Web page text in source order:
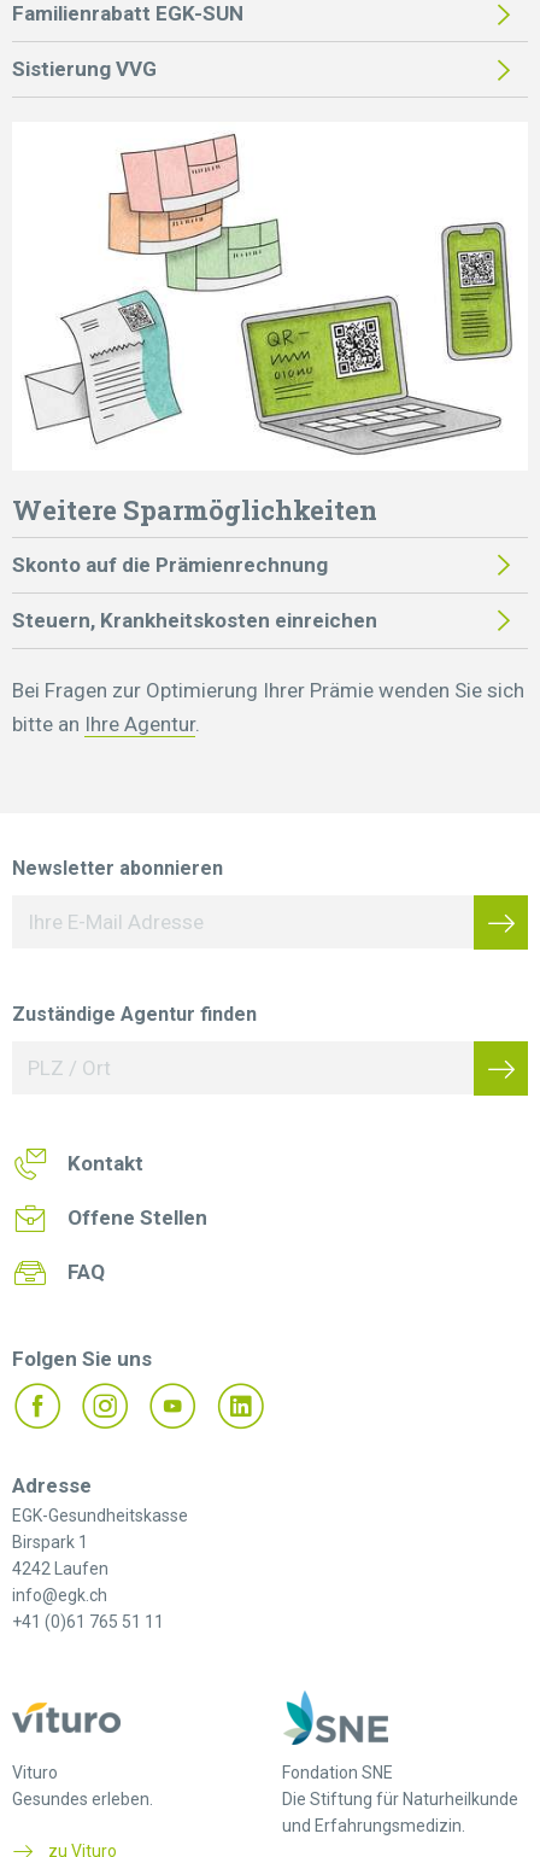
Familienrabatt EGK-SUN
Sistierung VVG
Weitere Sparmöglichkeiten
Skonto auf die Prämienrechnung
Steuern, Krankheitskosten einreichen
Bei Fragen zur Optimierung Ihrer Prämie wenden Sie sich
bitte an Ihre Agentur.
Newsletter abonnieren
Zuständige Agentur finden
Kontakt
Offene Stellen
FAQ
Folgen Sie uns
Adresse
EGK-Gesundheitskasse
Birspark 1
4242 Laufen
info@egk.ch
+41 (0)61 765 51 11
Vituro
Gesundes erleben.
zu Vituro
Fondation SNE
Die Stiftung für Naturheilkunde
und Erfahrungsmedizin.